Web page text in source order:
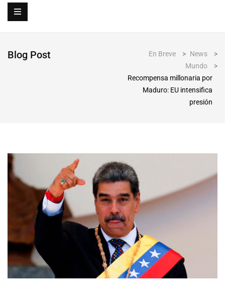
Blog Post En Breve > News
>
Mundo
>
Recompensa millonaria por
Maduro: EU intensifica
presión